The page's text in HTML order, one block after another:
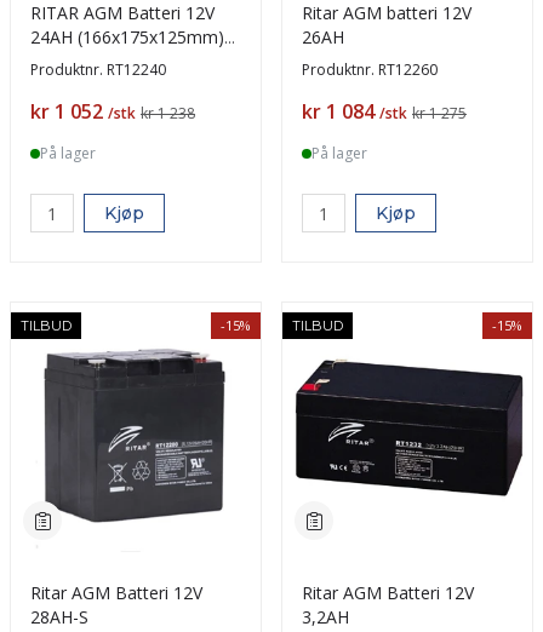
RITAR AGM Batteri 12V
24AH (166x175x125mm)
M5
Produktnr. RT12240
Pris
kr 1 052 /stk kr 1 238
På lager
Kjøp
Ritar AGM batteri 12V
26AH
Produktnr. RT12260
Pris
kr 1 084 /stk kr 1 275
På lager
Kjøp
TILBUD -15%
Ritar AGM Batteri 12V
28AH-S
TILBUD -15%
Ritar AGM Batteri 12V
3,2AH